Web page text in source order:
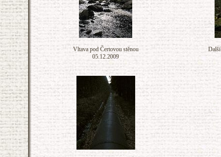
Vltava pod Čertovou stěnou
05.12.2009